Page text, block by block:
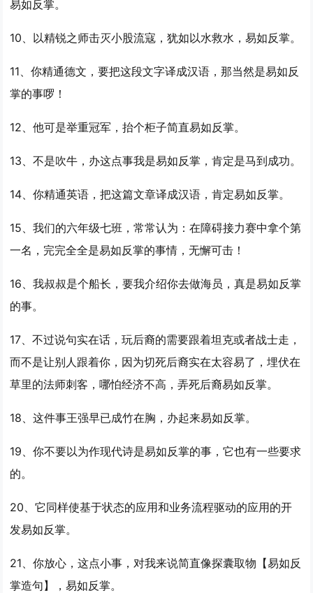
易如反掌。
10、以精锐之师击灭小股流寇，犹如以水救水，易如反掌。
11、你精通德文，要把这段文字译成汉语，那当然是易如反
掌的事啰！
12、他可是举重冠军，抬个柜子简直易如反掌。
13、不是吹牛，办这点事我是易如反掌 ，肯定是马到成功。
14、你精通英语，把这篇文章译成汉语，肯定易如反掌。
15、我们的六年级七班，常常认为：在障碍接力赛中拿个第
一名，完完全全是易如反掌的事情，无懈可击！
16、我叔叔是个船长，要我介绍你去做海员，真是易如反掌
的事。
17、不过说句实在话，玩后裔的需要跟着坦克或者战士走，
而不是让别人跟着你，因为切死后裔实在太容易了，埋伏在
草里的法师刺客，哪怕经济不高，弄死后裔易如反掌。
18、这件事王强早已成竹在胸，办起来易如反掌。
19、你不要以为作现代诗是易如反掌的事，它也有一些要求
的。
20、它同样使基于状态的应用和业务流程驱动的应用的开
发易如反掌。
21、你放心，这点小事，对我来说简直像探囊取物【易如反
掌造句】，易如反掌。